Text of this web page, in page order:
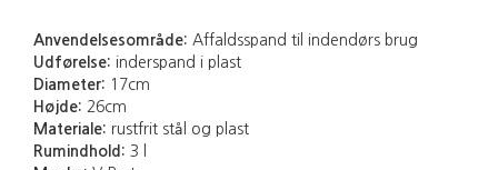
Anvendelsesområde: Affaldsspand til indendørs brug
Udførelse: inderspand i plast
Diameter: 17cm
Højde: 26cm
Materiale: rustfrit stål og plast
Rumindhold: 3 l